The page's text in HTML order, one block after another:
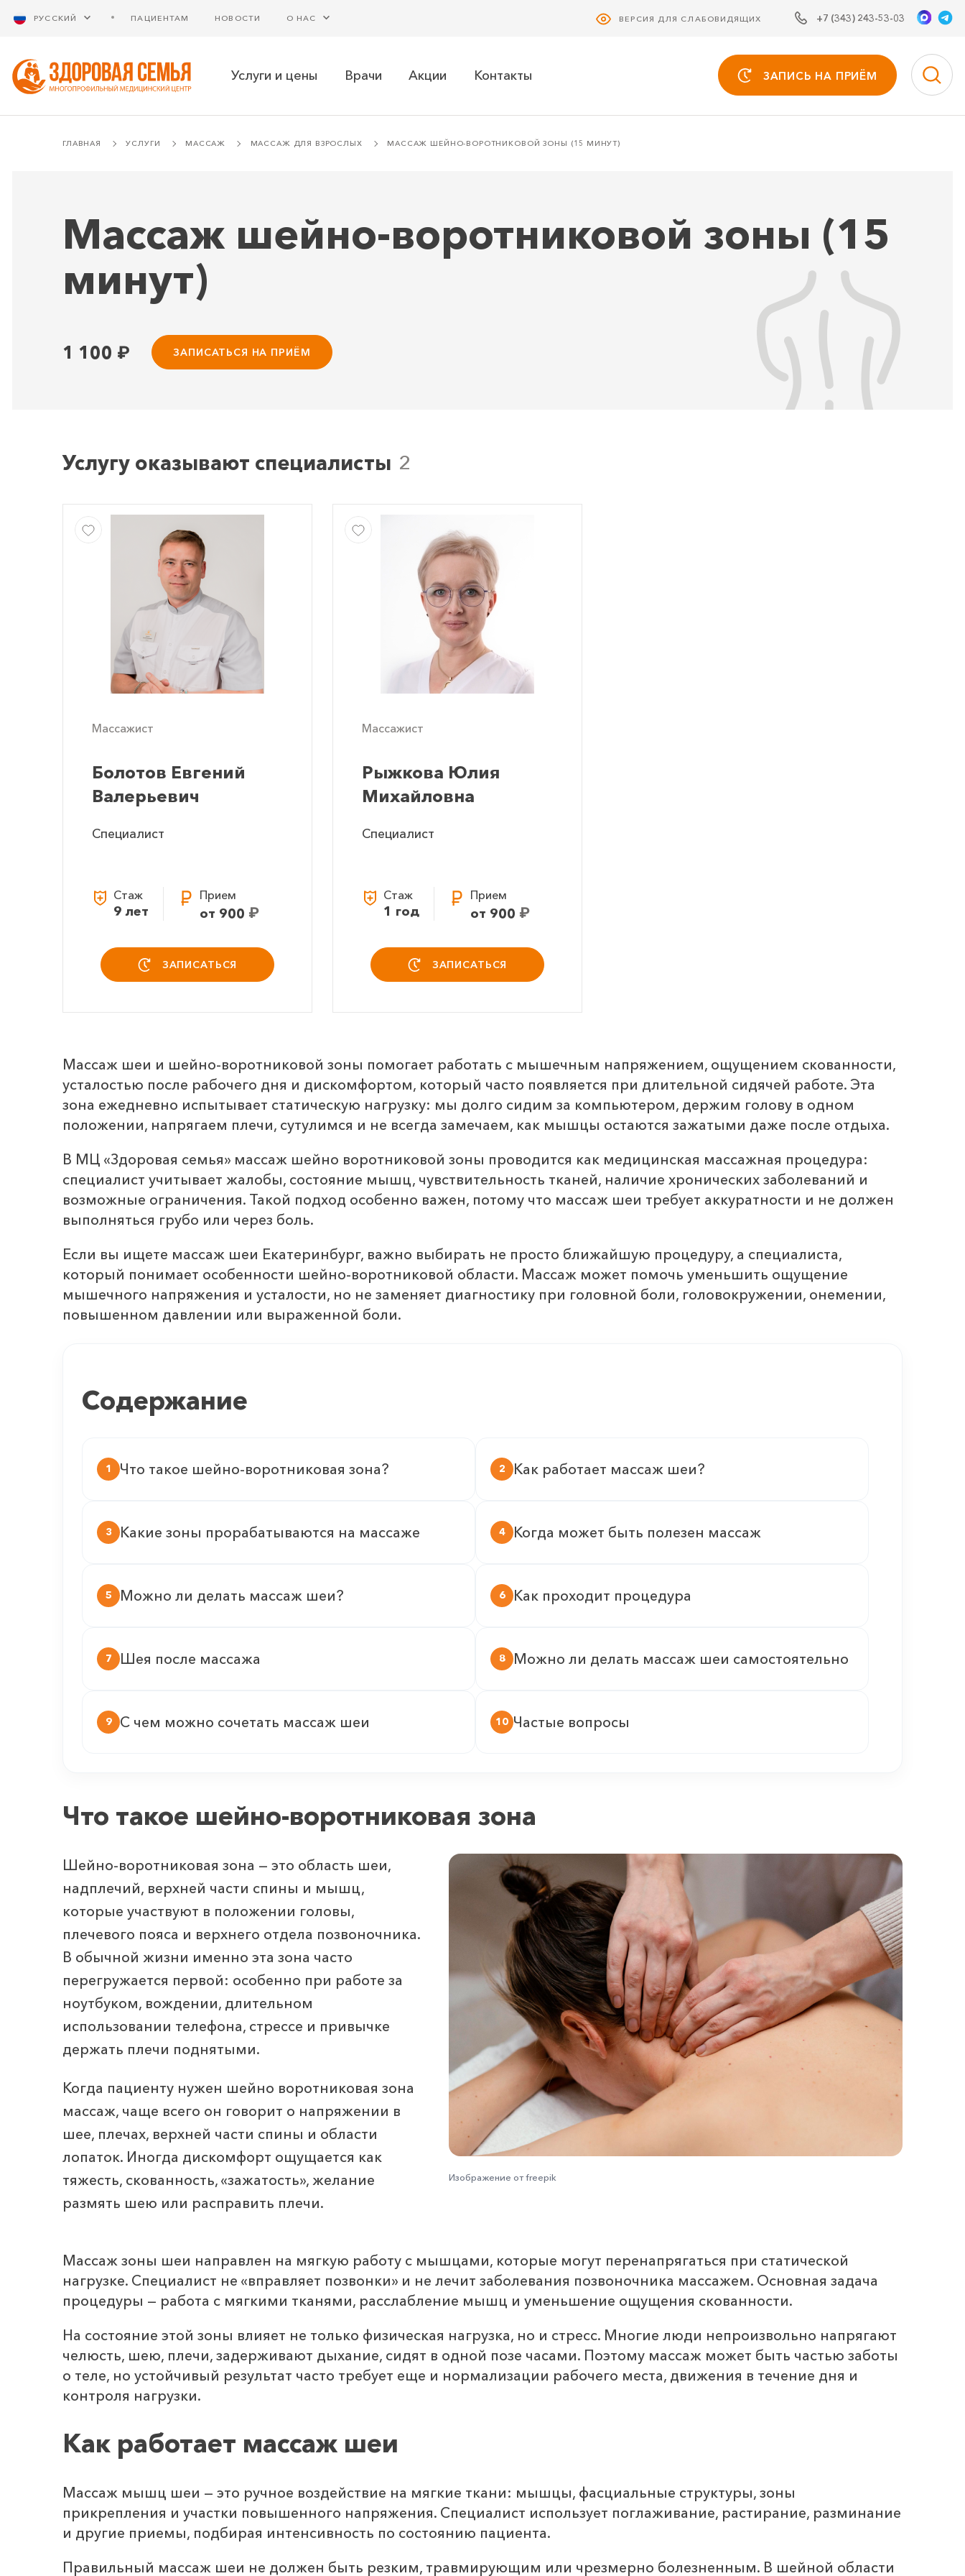
РУССКИЙ ПАЦИЕНТАМ НОВОСТИ О НАС ВЕРСИЯ ДЛЯ СЛАБОВИДЯЩИХ +7 (343) 243-53-03
Услуги и цены Врачи Акции Контакты ЗАПИСЬ НА ПРИЁМ
ГЛАВНАЯ УСЛУГИ МАССАЖ МАССАЖ ДЛЯ ВЗРОСЛЫХ МАССАЖ ШЕЙНО-ВОРОТНИКОВОЙ ЗОНЫ (15 МИНУТ)
Массаж шейно-воротниковой зоны (15
минут)
1 100 ₽ ЗАПИСАТЬСЯ НА ПРИЁМ
Услугу оказывают специалисты
Массажист
Болотов Евгений
Валерьевич
Специалист
Стаж
9 лет
Прием
от 900 ₽
ЗАПИСАТЬСЯ
Массажист
Рыжкова Юлия
Михайловна
Специалист
Стаж
1 год
Прием
от 900 ₽
ЗАПИСАТЬСЯ
Массаж шеи и шейно-воротниковой зоны помогает работать с мышечным напряжением, ощущением скованности,
усталостью после рабочего дня и дискомфортом, который часто появляется при длительной сидячей работе. Эта
зона ежедневно испытывает статическую нагрузку: мы долго сидим за компьютером, держим голову в одном
положении, напрягаем плечи, сутулимся и не всегда замечаем, как мышцы остаются зажатыми даже после отдыха.
В МЦ «Здоровая семья» массаж шейно воротниковой зоны проводится как медицинская массажная процедура:
специалист учитывает жалобы, состояние мышц, чувствительность тканей, наличие хронических заболеваний и
возможные ограничения. Такой подход особенно важен, потому что массаж шеи требует аккуратности и не должен
выполняться грубо или через боль.
Если вы ищете массаж шеи Екатеринбург, важно выбирать не просто ближайшую процедуру, а специалиста,
который понимает особенности шейно-воротниковой области. Массаж может помочь уменьшить ощущение
мышечного напряжения и усталости, но не заменяет диагностику при головной боли, головокружении, онемении,
повышенном давлении или выраженной боли.
Содержание
1 Что такое шейно-воротниковая зона? 2 Как работает массаж шеи?
3 Какие зоны прорабатываются на массаже 4 Когда может быть полезен массаж
5 Можно ли делать массаж шеи? 6 Как проходит процедура
7 Шея после массажа 8 Можно ли делать массаж шеи самостоятельно
9 С чем можно сочетать массаж шеи 10 Частые вопросы
Что такое шейно-воротниковая зона
Шейно-воротниковая зона — это область шеи,
надплечий, верхней части спины и мышц,
которые участвуют в положении головы,
плечевого пояса и верхнего отдела позвоночника.
В обычной жизни именно эта зона часто
перегружается первой: особенно при работе за
ноутбуком, вождении, длительном
использовании телефона, стрессе и привычке
держать плечи поднятыми.
Когда пациенту нужен шейно воротниковая зона
массаж, чаще всего он говорит о напряжении в
шее, плечах, верхней части спины и области
лопаток. Иногда дискомфорт ощущается как
тяжесть, скованность, «зажатость», желание
размять шею или расправить плечи.
Изображение от freepik
Массаж зоны шеи направлен на мягкую работу с мышцами, которые могут перенапрягаться при статической
нагрузке. Специалист не «вправляет позвонки» и не лечит заболевания позвоночника массажем. Основная задача
процедуры — работа с мягкими тканями, расслабление мышц и уменьшение ощущения скованности.
На состояние этой зоны влияет не только физическая нагрузка, но и стресс. Многие люди непроизвольно напрягают
челюсть, шею, плечи, задерживают дыхание, сидят в одной позе часами. Поэтому массаж может быть частью заботы
о теле, но устойчивый результат часто требует еще и нормализации рабочего места, движения в течение дня и
контроля нагрузки.
Как работает массаж шеи
Массаж мышц шеи — это ручное воздействие на мягкие ткани: мышцы, фасциальные структуры, зоны
прикрепления и участки повышенного напряжения. Специалист использует поглаживание, растирание, разминание
и другие приемы, подбирая интенсивность по состоянию пациента.
Правильный массаж шеи не должен быть резким, травмирующим или чрезмерно болезненным. В шейной области